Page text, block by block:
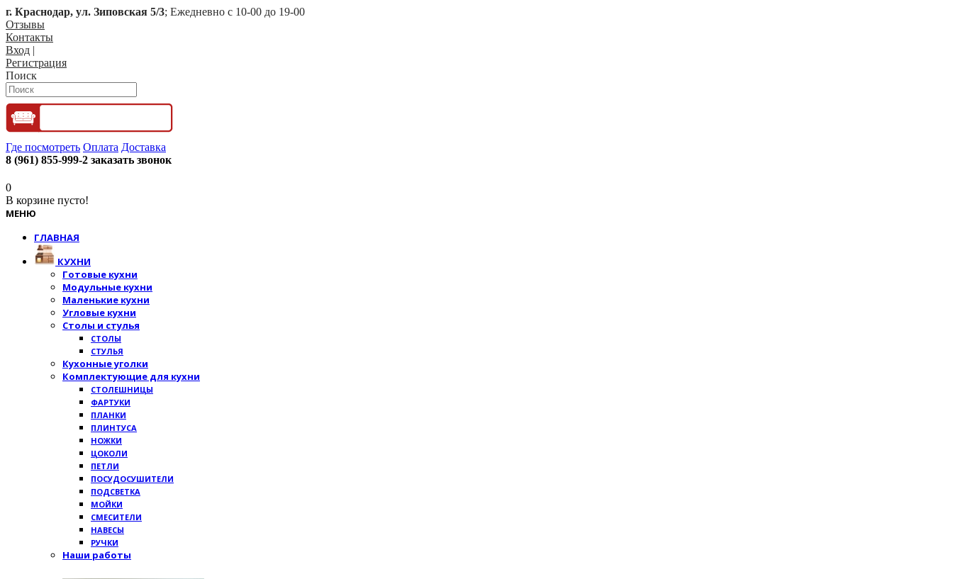
г. Краснодар, ул. Зиповская 5/3; Ежедневно с 10-00 до 19-00
Отзывы
Контакты
Вход |
Регистрация
Поиск
Где посмотреть Оплата Доставка
8 (961) 855-999-2 заказать звонок
0
В корзине пусто!
МЕНЮ
ГЛАВНАЯ
КУХНИ
Готовые кухни
Модульные кухни
Маленькие кухни
Угловые кухни
Столы и стулья
СТОЛЫ
СТУЛЬЯ
Кухонные уголки
Комплектующие для кухни
СТОЛЕШНИЦЫ
ФАРТУКИ
ПЛАНКИ
ПЛИНТУСА
НОЖКИ
ЦОКОЛИ
ПЕТЛИ
ПОСУДОСУШИТЕЛИ
ПОДСВЕТКА
МОЙКИ
СМЕСИТЕЛИ
НАВЕСЫ
РУЧКИ
Наши работы